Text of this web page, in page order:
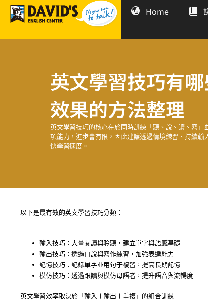
Home
英文學習技巧有
效果的方法整理
英文學習技巧的核心在於同時訓練「聽、說、讀、寫
項能力，進步會有限，因此建議透過情境練習、持續輸
快學習速度。
以下是最有效的英文學習技巧分類：
輸入技巧：大量閱讀與聆聽，建立單字與語感基礎
輸出技巧：透過口說與寫作練習，加強表達能力
記憶技巧：記錄單字並用句子複習，提高長期記憶
模仿技巧：透過跟讀與模仿母語者，提升語音與流暢度
英文學習效率取決於「輸入＋輸出＋重複」的組合訓練